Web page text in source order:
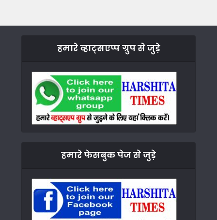
हमारे व्हाट्सएप्प ग्रुप से जुड़े
हमारे फेसबुक पेज से जुड़े